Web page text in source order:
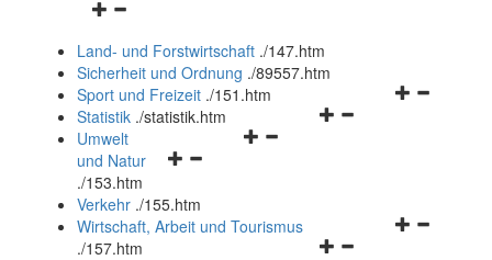
Navigationsmenü
und
schließen
Land- und Forstwirtschaft ./147.htm
Sicherheit und Ordnung ./89557.htm
Navigationsmenü
Sport und Freizeit ./151.htm
Navigationsmenü
Statistik ./statistik.htm
Navigationsmenü
und
schließen
Umwelt
und Natur
./153.htm
Verkehr ./155.htm
Navigationsmenü
Wirtschaft, Arbeit und Tourismus
./157.htm